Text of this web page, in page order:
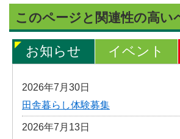
このページと関連性の高い
お知らせ イベント
2026年7月30日
田舎暮らし体験募集
2026年7月13日